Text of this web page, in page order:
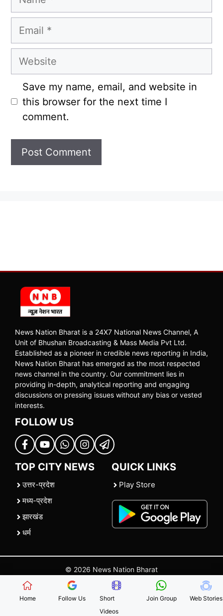
Email
Website
Save my name, email, and website in
this browser for the next time I
comment.
News Nation Bharat is a 24X7 National News Channel, A
Unit of Bhushan Broadcasting & Mass Media Pvt Ltd.
Established as a pioneer in credible news reporting in India,
News Nation Bharat has emerged as the most respected
news channel in the country. Our commitment lies in
providing in-depth, analytical reporting and engaging
discussions on pressing issues without any bias or vested
interests.
FOLLOW US
TOP CITY NEWS
उत्तर-प्रदेश
मध्य-प्रदेश
झारखंड
धर्म
QUICK LINKS
Play Store
© 2026 News Nation Bharat
Home| |Contact Us |Policies Terms and Conditions
Home Follow Us
Short
Videos
Join Group Web Stories